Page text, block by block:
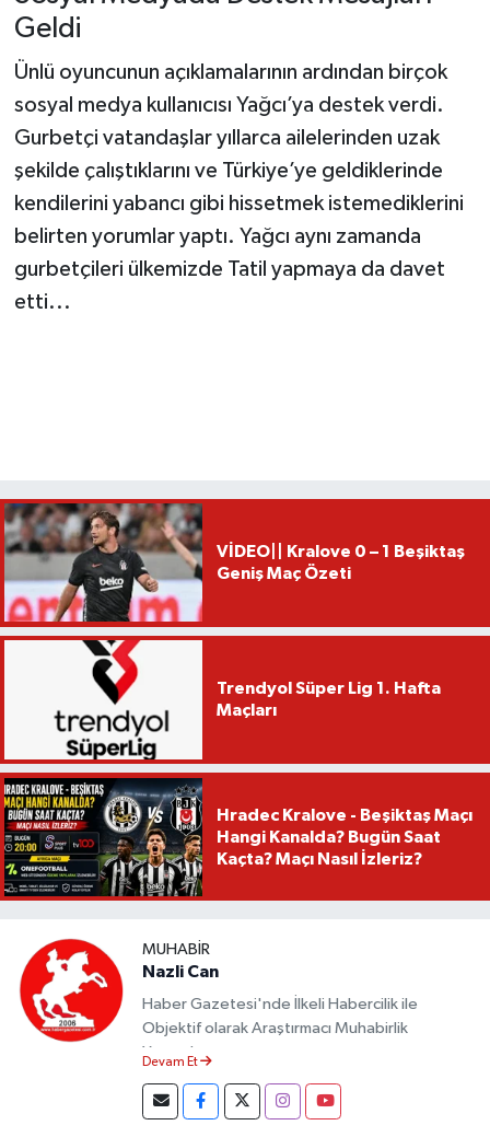
Geldi
Ünlü oyuncunun açıklamalarının ardından birçok
sosyal medya kullanıcısı Yağcı’ya destek verdi.
Gurbetçi vatandaşlar yıllarca ailelerinden uzak
şekilde çalıştıklarını ve Türkiye’ye geldiklerinde
kendilerini yabancı gibi hissetmek istemediklerini
belirten yorumlar yaptı. Yağcı aynı zamanda
gurbetçileri ülkemizde Tatil yapmaya da davet
etti...
VİDEO|| Kralove 0 – 1 Beşiktaş
Geniş Maç Özeti
Trendyol Süper Lig 1. Hafta
Maçları
Hradec Kralove - Beşiktaş Maçı
Hangi Kanalda? Bugün Saat
Kaçta? Maçı Nasıl İzleriz?
MUHABIR
Nazli Can
Haber Gazetesi'nde İlkeli Habercilik ile
Objektif olarak Araştırmacı Muhabirlik
Yapmaktayım.
Devam Et